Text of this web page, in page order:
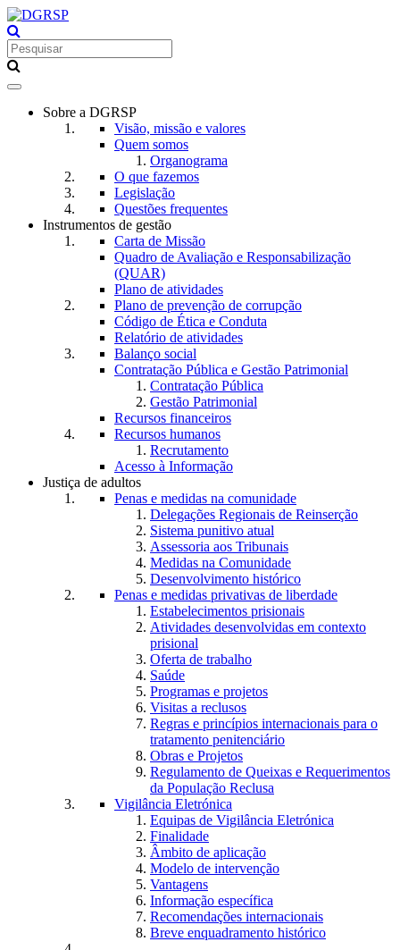
Toggle
navigationSobre a DGRSP
Visão, missão e valores
Quem somos
Organograma
O que fazemos
Legislação
Questões frequentes
Instrumentos de gestão
Carta de Missão
Quadro de Avaliação e Responsabilização
(QUAR)
Plano de atividades
Plano de prevenção de corrupção
Código de Ética e Conduta
Relatório de atividades
Balanço social
Contratação Pública e Gestão Patrimonial
Contratação Pública
Gestão Patrimonial
Recursos financeiros
Recursos humanos
Recrutamento
Acesso à Informação
Justiça de adultos
Penas e medidas na comunidade
Delegações Regionais de Reinserção
Sistema punitivo atual
Assessoria aos Tribunais
Medidas na Comunidade
Desenvolvimento histórico
Penas e medidas privativas de liberdade
Estabelecimentos prisionais
Atividades desenvolvidas em contexto
prisional
Oferta de trabalho
Saúde
Programas e projetos
Visitas a reclusos
Regras e princípios internacionais para o
tratamento penitenciário
Obras e Projetos
Regulamento de Queixas e Requerimentos
da População Reclusa
Vigilância Eletrónica
Equipas de Vigilância Eletrónica
Finalidade
Âmbito de aplicação
Modelo de intervenção
Vantagens
Informação específica
Recomendações internacionais
Breve enquadramento histórico